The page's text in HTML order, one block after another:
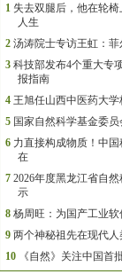
1 失去双腿后，他在轮
人生
2 汤涛院士专访王虹：
3 科技部发布4个重大专
报指南
4 王旭任山西中医药大学
5 国家自然科学基金委
6 力直接构成物质！中
在
7 2026年度黑龙江省自
示
8 杨周旺：为国产工业软
9 两个神秘祖先在现代
10
《自然》关注中国首